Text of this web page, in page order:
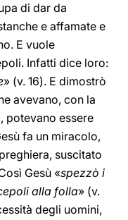
di dar da
e affamate e
E vuole
Infatti dice loro:
» (v. 16). E dimostrò
avevano, con la
potevano essere
fa un miracolo,
suscitato
Gesù «spezzò i
alla folla» (v.
degli uomini,